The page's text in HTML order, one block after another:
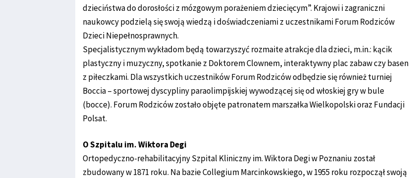
dzieciństwa do dorosłości z mózgowym porażeniem dziecięcym”. Krajowi i zagraniczni
naukowcy podzielą się swoją wiedzą i doświadczeniami z uczestnikami Forum Rodziców
Dzieci Niepełnosprawnych.
Specjalistycznym wykładom będą towarzyszyć rozmaite atrakcje dla dzieci, m.in.: kącik
plastyczny i muzyczny, spotkanie z Doktorem Clownem, interaktywny plac zabaw czy basen
z piłeczkami. Dla wszystkich uczestników Forum Rodziców odbędzie się również turniej
Boccia – sportowej dyscypliny paraolimpijskiej wywodzącej się od włoskiej gry w bule
(bocce). Forum Rodziców zostało objęte patronatem marszałka Wielkopolski oraz Fundacji
Polsat.
O Szpitalu im. Wiktora Degi
Ortopedyczno-rehabilitacyjny Szpital Kliniczny im. Wiktora Degi w Poznaniu został
zbudowany w 1871 roku. Na bazie Collegium Marcinkowskiego, w 1955 roku rozpoczął swoją